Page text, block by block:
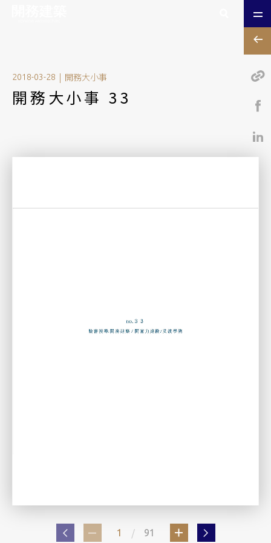
2018-03-28 | 開務大小事
開務大小事 33
1 / 91